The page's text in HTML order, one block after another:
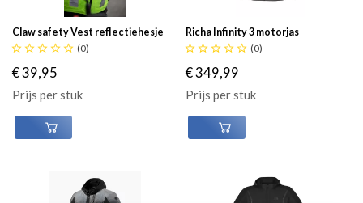
Claw safety Vest reflectiehesje
     (0)
€ 39,95
Prijs per stuk
Richa Infinity 3 motorjas
     (0)
€ 349,99
Prijs per stuk